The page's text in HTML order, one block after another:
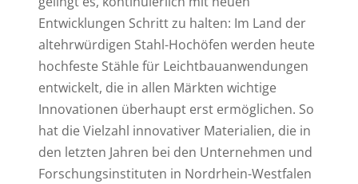
Entwicklungen Schritt zu halten: Im Land der
altehrwürdigen Stahl-Hochöfen werden heute
hochfeste Stähle für Leichtbauanwendungen
entwickelt, die in allen Märkten wichtige
Innovationen überhaupt erst ermöglichen. So
hat die Vielzahl innovativer Materialien, die in
den letzten Jahren bei den Unternehmen und
Forschungsinstituten in Nordrhein-Westfalen